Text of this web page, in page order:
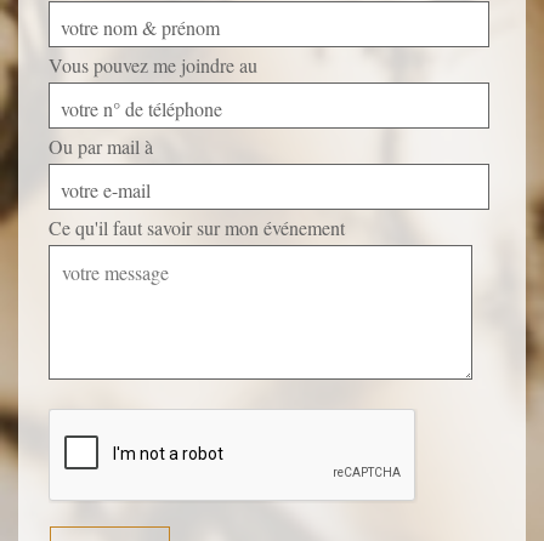
votre nom & prénom
Vous pouvez me joindre au
votre n° de téléphone
Ou par mail à
votre e-mail
Ce qu'il faut savoir sur mon événement
champ
vide.